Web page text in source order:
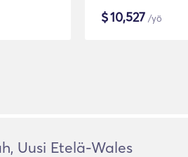
$10,527 /yö
Uusi Etelä-Wales